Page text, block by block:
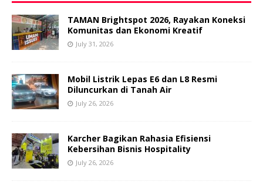
TAMAN Brightspot 2026, Rayakan Koneksi
Komunitas dan Ekonomi Kreatif
July 31, 2026
Mobil Listrik Lepas E6 dan L8 Resmi
Diluncurkan di Tanah Air
July 26, 2026
Karcher Bagikan Rahasia Efisiensi
Kebersihan Bisnis Hospitality
July 26, 2026